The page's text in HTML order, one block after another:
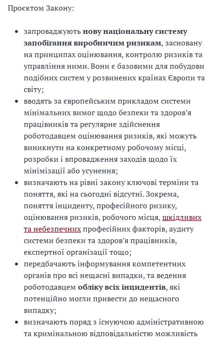
Проєктом Закону:
запроваджуютьнову національну систему
запобігання виробничим ризикам, засновану
на принципах оцінювання, контролю ризиків та
управління ними. Вони є базовими для побудови
подібних систем у розвинених країнах Європи та
світу;
вводять за європейським прикладом системи
мінімальних вимог щодо безпеки та здоров’я
працівників та регулярне здійснення
роботодавцем оцінювання ризиків, які можуть
виникнути на конкретному робочому місці,
розробки і впровадження заходів щодо їх
мінімізації або усунення;
визначають на рівні закону ключові терміни та
поняття, які на сьогодні відсутні. Зокрема,
поняття інциденту, професійного ризику,
оцінювання ризиків, робочого місця,шкідливих
та небезпечнихпрофесійних факторів, аудиту
системи безпеки та здоров’я працівників,
експертної організації тощо;
передбачають інформування компетентних
органів про всі нещасні випадки, та ведення
роботодавцем обліку всіх інцидентів, які
потенційно могли привести до нещасного
випадку;
визначають поряд з існуючою адміністративною
та кримінальною відповідальністю можливість